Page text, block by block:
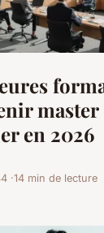
master
en 2026
14 min de lecture